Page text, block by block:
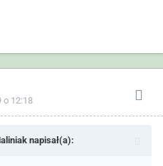
o 12:18
napisał(a):